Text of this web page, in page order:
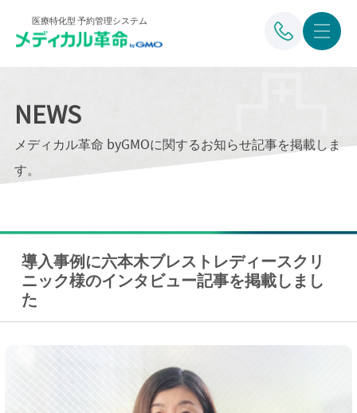
医療特化型 予約管理システム
NEWS
メディカル革命 byGMOに関するお知らせ記事を掲載しま
す。
導入事例に六本木ブレストレディースクリ
ニック様のインタビュー記事を掲載しまし
た